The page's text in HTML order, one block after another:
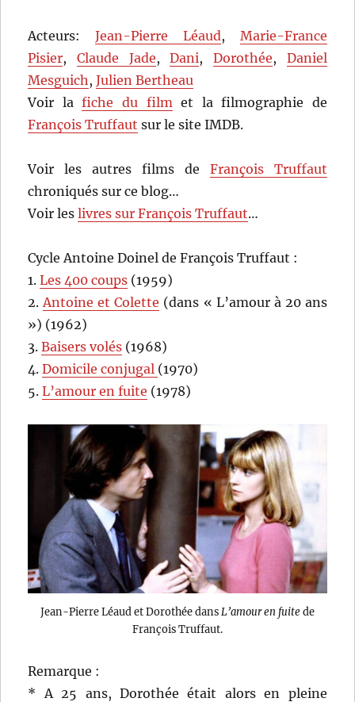
Acteurs:Jean-Pierre Léaud, Marie-France
Pisier, Claude Jade,Dani,Dorothée, Daniel
Mesguich,Julien Bertheau
Voir lafiche du filmet la filmographie de
François Truffaut sur le site IMDB.
Voir les autres films de François Truffaut
chroniqués sur ce blog…
Voir leslivres sur François Truffaut…
Cycle Antoine Doinel de François Truffaut :
1.Les 400 coups (1959)
2.Antoine et Colette (dans « L’amour à 20 ans
») (1962)
3.Baisers volés (1968)
4.Domicile conjugal (1970)
5.L’amour en fuite (1978)
Jean-Pierre Léaud et Dorothée dans L’amour en fuitede
François Truffaut.
Remarque :
* A 25 ans, Dorothée était alors en pleine